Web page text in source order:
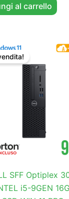
al carrello
SFF Optiplex
i5-9GEN
Il
prezzo
originale
era:
€410,77.
Il